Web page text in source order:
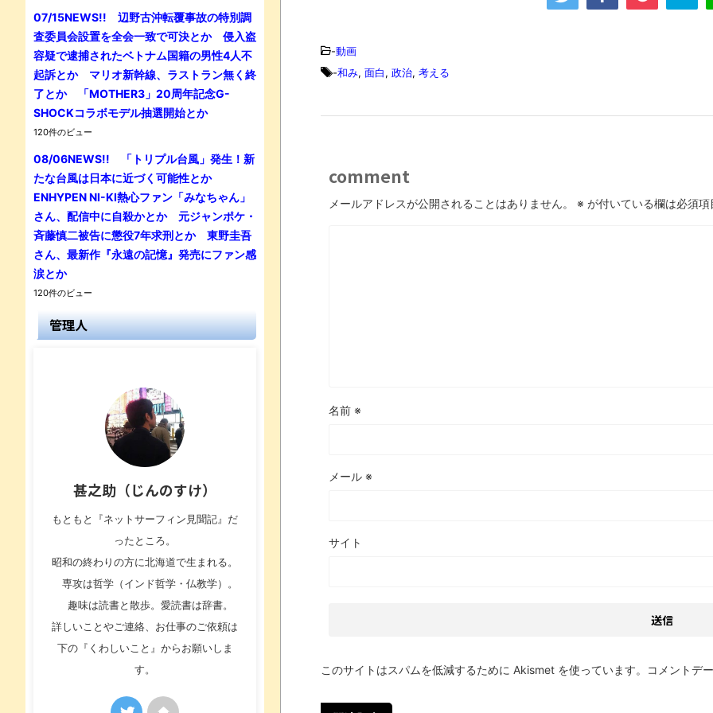
-動画
-和み, 面白, 政治, 考える
comment
メールアドレスが公開されることはありません。 ※ が付いている欄は必須項
名前 ※
メール ※
サイト
このサイトはスパムを低減するために Akismet を使っています。 コメントデ
07/15NEWS!! 辺野古沖転覆事故の特別調
査委員会設置を全会一致で可決とか 侵入盗
容疑で逮捕されたベトナム国籍の男性4人不
起訴とか マリオ新幹線、ラストラン無く終
了とか 「MOTHER3」20周年記念G-
SHOCKコラボモデル抽選開始とか
120件のビュー
08/06NEWS!! 「トリプル台風」発生！新
たな台風は日本に近づく可能性とか
ENHYPEN NI-KI熱心ファン「みなちゃん」
さん、配信中に自殺かとか 元ジャンポケ・
斉藤慎二被告に懲役7年求刑とか 東野圭吾
さん、最新作『永遠の記憶』発売にファン感
涙とか
120件のビュー
管理人
甚之助（じんのすけ）
もともと『ネットサーフィン見聞記』だ
ったところ。
昭和の終わりの方に北海道で生まれる。
専攻は哲学（インド哲学・仏教学）。
趣味は読書と散歩。愛読書は辞書。
詳しいことやご連絡、お仕事のご依頼は
下の『くわしいこと』からお願いしま
す。